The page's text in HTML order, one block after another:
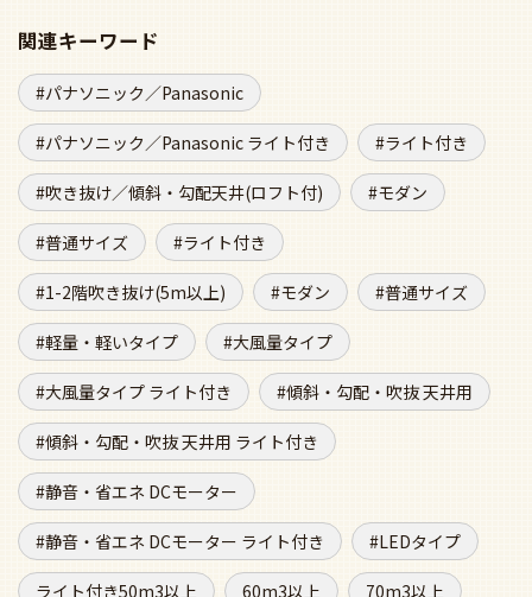
関連キーワード
パナソニック／Panasonic
パナソニック／Panasonic ライト付き ライト付き
吹き抜け／傾斜・勾配天井(ロフト付) モダン
普通サイズ ライト付き
1-2階吹き抜け(5m以上) モダン 普通サイズ
軽量・軽いタイプ 大風量タイプ
大風量タイプ ライト付き 傾斜・勾配・吹抜 天井用
傾斜・勾配・吹抜 天井用 ライト付き
静音・省エネ DCモーター
静音・省エネ DCモーター ライト付き LEDタイプ
ライト付き50m3以上 60m3以上 70m3以上